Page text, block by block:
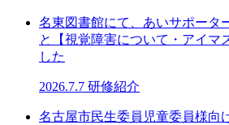
名東図書館にて、あいサポータ
と【視覚障害について・アイマ
した
2026.7.7 研修紹介
名古屋市民生委員児童委員様向